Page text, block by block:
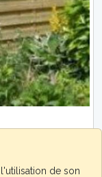
de son
lattes rabotées 8 x
x 53mm double